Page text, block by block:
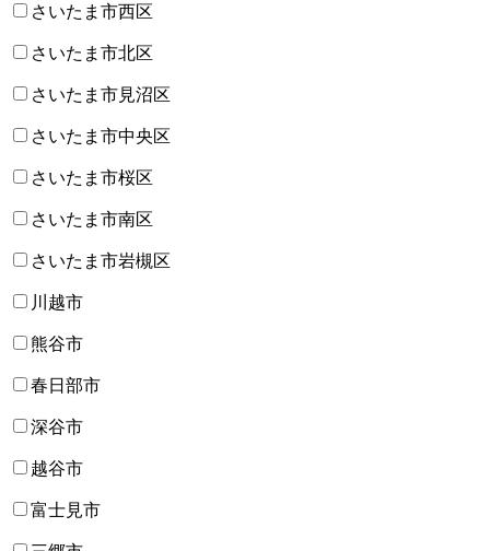
さいたま市西区
さいたま市北区
さいたま市見沼区
さいたま市中央区
さいたま市桜区
さいたま市南区
さいたま市岩槻区
川越市
熊谷市
春日部市
深谷市
越谷市
富士見市